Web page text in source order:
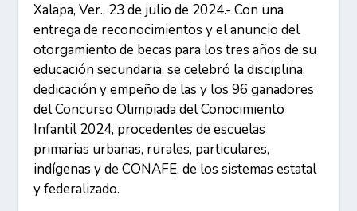
Xalapa, Ver., 23 de julio de 2024.- Con una
entrega de reconocimientos y el anuncio del
otorgamiento de becas para los tres años de su
educación secundaria, se celebró la disciplina,
dedicación y empeño de las y los 96 ganadores
del Concurso Olimpiada del Conocimiento
Infantil 2024, procedentes de escuelas
primarias urbanas, rurales, particulares,
indígenas y de CONAFE, de los sistemas estatal
y federalizado.